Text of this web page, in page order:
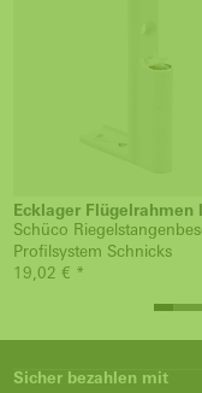
Ecklager Flügelrahmen
Schüco
Profilsystem Schnicks
19,02 € *
Sicher bezahlen mit